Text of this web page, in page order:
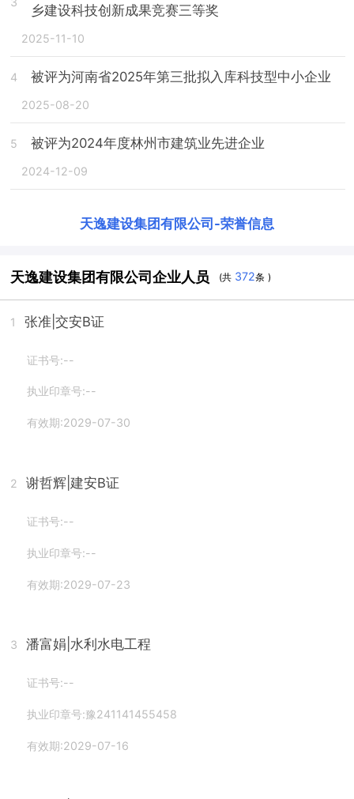
乡建设科技创新成果竞赛三等奖
2025-11-10
4 被评为河南省2025年第三批拟入库科技型中小企业
2025-08-20
5 被评为2024年度林州市建筑业先进企业
2024-12-09
天逸建设集团有限公司 -荣誉信息
天逸建设集团有限公司企业人员 (共 372条 )
1 张准 |交安B证
证书号:--
执业印章号:--
有效期:2029-07-30
2 谢哲辉 |建安B证
证书号:--
执业印章号:--
有效期:2029-07-23
3 潘富娟 |水利水电工程
证书号:--
执业印章号:豫241141455458
有效期:2029-07-16